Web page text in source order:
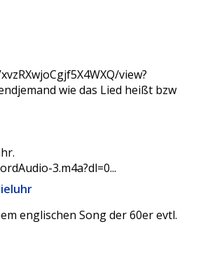
view?
wie das Lied heißt bzw
3.m4a?dl=0...
englischen Song der 60er evtl.